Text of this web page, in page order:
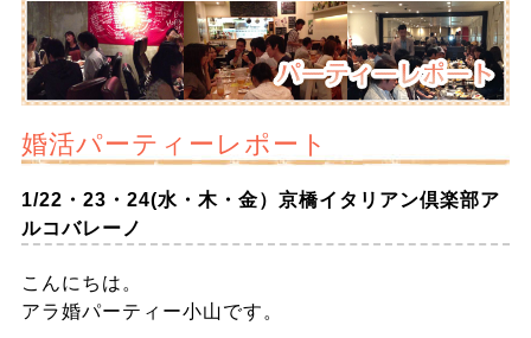
婚活パーティーレポート
1/22・23・24(水・木・金）京橋イタリアン倶楽部ア
ルコバレーノ
こんにちは。
アラ婚パーティー小山です。